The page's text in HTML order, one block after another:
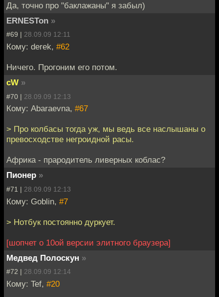
Да, точно про "баклажаны" я забыл)
ERNESTon »
#69 | 28.09.09 12:11
Кому: derek, #62
Ничего. Прогоним его потом.
cW »
#70 | 28.09.09 12:13
Кому: Abaraevna, #67
> Про колбасы тогда уж, мы ведь все наслышаны о
превосходстве негроидной расы.
Африка - прародитель ливерных коблас?
Пионер »
#71 | 28.09.09 12:13
Кому: Goblin, #7
> Нотбук постоянно дуркует.
[шопчет о 10ой версии элитного браузера]
Медвед Полоскун »
#72 | 28.09.09 12:14
Кому: Tef, #20